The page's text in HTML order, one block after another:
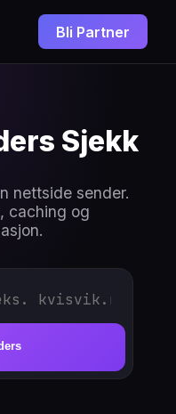
Bli Partner
Sjekk
nettside sender.
caching og